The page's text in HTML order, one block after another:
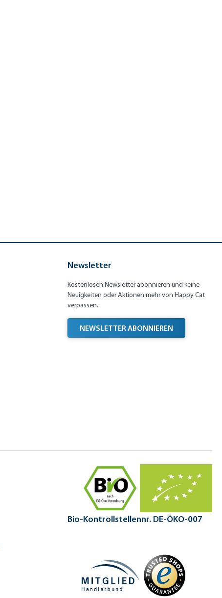
Newsletter
Kostenlosen Newsletter abonnieren und keine
Neuigkeiten oder Aktionen mehr von Happy Cat
verpassen.
NEWSLETTER ABONNIEREN
Bio-Kontrollstellennr. DE-ÖKO-007